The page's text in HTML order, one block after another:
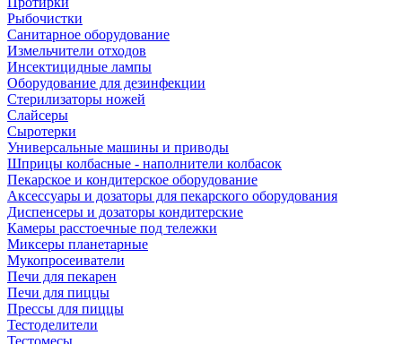
Рыбочистки
Санитарное оборудование
Измельчители отходов
Инсектицидные лампы
Оборудование для дезинфекции
Стерилизаторы ножей
Слайсеры
Сыротерки
Универсальные машины и приводы
Шприцы колбасные - наполнители колбасок
Пекарское и кондитерское оборудование
Аксессуары и дозаторы для пекарского оборудования
Диспенсеры и дозаторы кондитерские
Камеры расстоечные под тележки
Миксеры планетарные
Мукопросеиватели
Печи для пекарен
Печи для пиццы
Прессы для пиццы
Тестоделители
Тестомесы